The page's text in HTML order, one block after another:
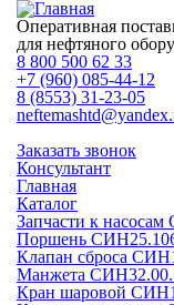
Оперативная
для нефтяного
8 800 500 62 33
+7 (960) 085-44-12
8 (8553) 31-23-05
Заказать звонок
Консультант
Главная
Каталог
Запчасти к
Поршень
Клапан сброса
Манжета
Кран шаровой